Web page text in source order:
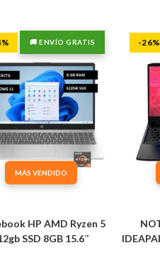
MÁS VENDIDO
🚚 ENVÍO GRATIS
HP AMD Ryzen 5
SSD 8GB 15.6″
-26%